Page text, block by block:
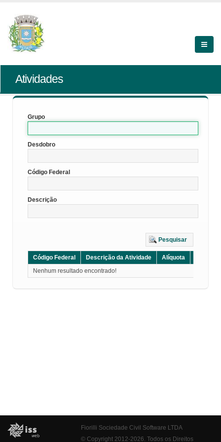
Atividades
Grupo
Desdobro
Código Federal
Descrição
Pesquisar
Código Federal Descrição da Atividade Alíquota
Nenhum resultado encontrado!
Fiorilli Sociedade Civil Software LTDA
© Copyright 2012-2026. Todos os Direitos